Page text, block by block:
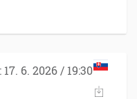
6. 2026 / 19:30